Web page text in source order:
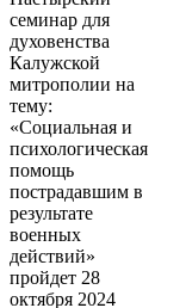
семинар для
духовенства
Калужской
митрополии на
тему:
«Социальная и
психологическая
помощь
пострадавшим в
результате
военных
действий»
пройдет 28
октября 2024